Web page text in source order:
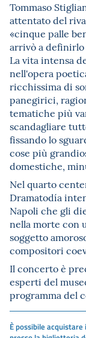
Tommaso
attentato del
«cinque palle
arrivò a definirlo
La vita intensa
nell'opera
ricchissima di
panegirici,
tematiche più
scandagliare
fissando lo
cose più
domestiche,
Nel quarto
Dramatodía
Napoli che gli
nella morte con
soggetto
compositori
Il concerto è
esperti del
programma del
È possibile